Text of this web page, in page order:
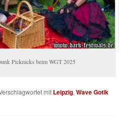
Picknicks beim WGT 2025
mit Leipzig,Wave Gotik